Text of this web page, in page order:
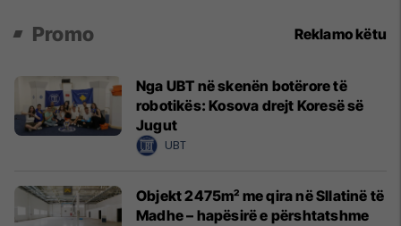
Promo Reklamo këtu
Nga UBT në skenën botërore të
robotikës: Kosova drejt Koresë së
Jugut
UBT
Objekt 2475m² me qira në Sllatinë të
Madhe – hapësirë e përshtatshme